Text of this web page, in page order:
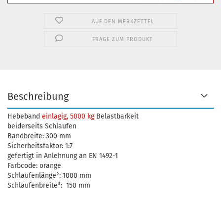
AUF DEN MERKZETTEL
FRAGE ZUM PRODUKT
Beschreibung
Hebeband einlagig, 5000 kgBelastbarkeit
beiderseits Schlaufen
Bandbreite: 300 mm
Sicherheitsfaktor: 1:7
gefertigt in Anlehnung an EN 1492-1
Farbcode: orange
Schlaufenlänge²: 1000 mm
Schlaufenbreite³: 150 mm